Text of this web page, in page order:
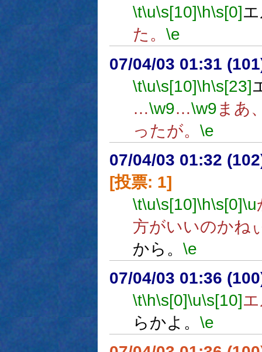
\t\u\s[10]\h\s[0]
た。 \e
07/04/03 01:31
\t\u\s[10]\h\s[23]
…\w9…\w9まあ
ったが。 \e
07/04/03 01:32
[投票: 1]
\t\u\s[10]\h\s[0]\u
方がいいのかね
から。 \e
07/04/03 01:36
\t\h\s[0]\u\s[10]
らかよ。 \e